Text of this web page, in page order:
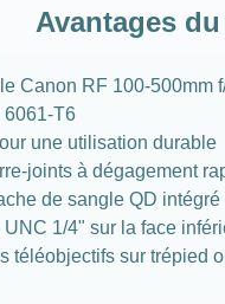
Avantages
Canon RF 100-500mm
6061-T6
une utilisation durable
joints à dégagement
de sangle QD intégré
1/4" sur la face
téléobjectifs sur trépied